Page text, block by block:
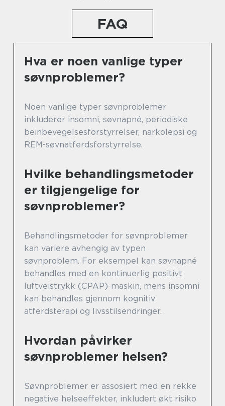
FAQ
Hva er noen vanlige typer
søvnproblemer?
Noen vanlige typer søvnproblemer
inkluderer insomni, søvnapné, periodiske
beinbevegelsesforstyrrelser, narkolepsi og
REM-søvnatferdsforstyrrelse.
Hvilke behandlingsmetoder
er tilgjengelige for
søvnproblemer?
Behandlingsmetoder for søvnproblemer
kan variere avhengig av typen
søvnproblem. For eksempel kan søvnapné
behandles med en kontinuerlig positivt
luftveistrykk (CPAP)-maskin, mens insomni
kan behandles gjennom kognitiv
atferdsterapi og livsstilsendringer.
Hvordan påvirker
søvnproblemer helsen?
Søvnproblemer er assosiert med en rekke
negative helseeffekter, inkludert økt risiko